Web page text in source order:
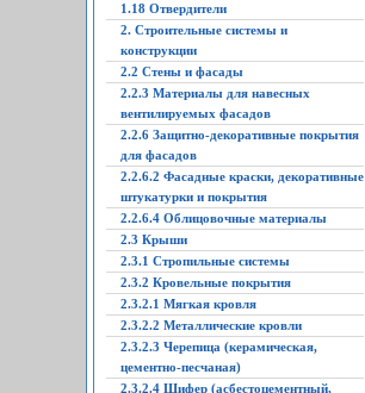
1.18 Отвердители
2. Строительные системы и
конструкции
2.2 Стены и фасады
2.2.3 Материалы для навесных
вентилируемых фасадов
2.2.6 Защитно-декоративные покрытия
для фасадов
2.2.6.2 Фасадные краски, декоративные
штукатурки и покрытия
2.2.6.4 Облицовочные материалы
2.3 Крыши
2.3.1 Стропильные системы
2.3.2 Кровельные покрытия
2.3.2.1 Мягкая кровля
2.3.2.2 Металлические кровли
2.3.2.3 Черепица (керамическая,
цементно-песчаная)
2.3.2.4 Шифер (асбестоцементный,